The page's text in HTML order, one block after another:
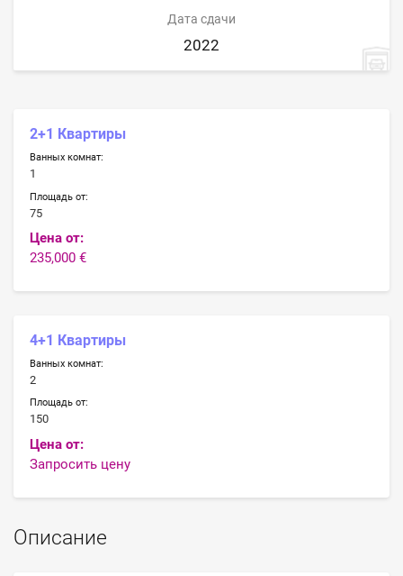
Дата сдачи
2022
2+1 Квартиры
Ванных комнат:
1
Площадь от:
75
Цена от:
235,000 €
4+1 Квартиры
Ванных комнат:
2
Площадь от:
150
Цена от:
Запросить цену
Описание